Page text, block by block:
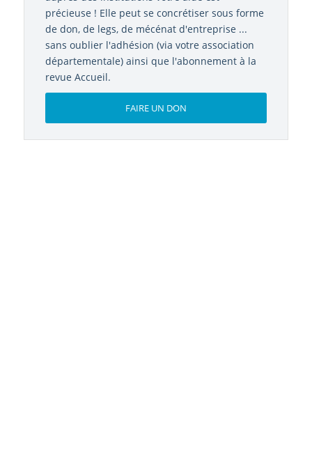
précieuse ! Elle peut se concrétiser sous forme
de don, de legs, de mécénat d'entreprise ...
sans oublier l'adhésion (via votre association
départementale) ainsi que l'abonnement à la
revue Accueil.
FAIRE UN DON